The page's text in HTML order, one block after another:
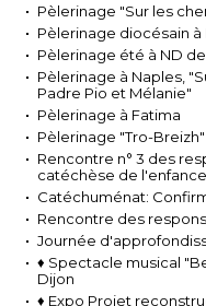
Pèlerinage "Sur les
Pèlerinage diocésain à
Pèlerinage été à ND
Pèlerinage à Naples,
Padre Pio et Mélanie"
Pèlerinage à Fatima
Pèlerinage "Tro-
Rencontre n° 3 des
catéchèse de l'enfance
Catéchuménat:
Rencontre des
Journée
♦ Spectacle musical
Dijon
♦ Expo Projet